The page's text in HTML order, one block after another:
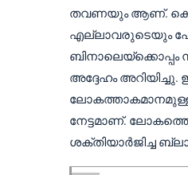
തവണയും ആണ്.
എല്ലാവരുടെയും
അദ്ദേഹം
ലോകത്താകമാനമുള്ള
നേട്ടമാണ്.
ശക്തിയാർജിച്ച